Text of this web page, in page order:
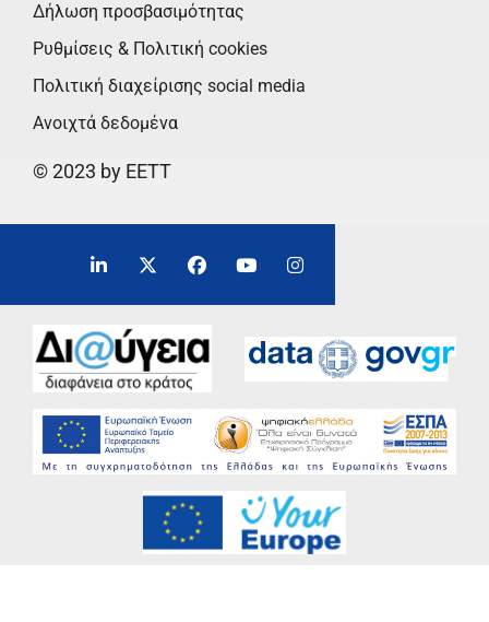
Δήλωση προσβασιμότητας
Ρυθμίσεις & Πολιτική cookies
Πολιτική διαχείρισης social media
Ανοιχτά δεδομένα
© 2023 by EETT